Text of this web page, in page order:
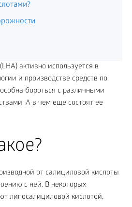
активно используется в
и производстве средств по
бороться с различными
А в чем еще состоят ее
от салициловой кислоты
с ней. В некоторых
липосалициловой кислотой.